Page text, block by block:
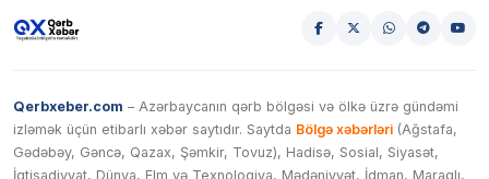
Qerbxeber.com – Azərbaycanın qərb bölgəsi və ölkə üzrə gündəmi
izləmək üçün etibarlı xəbər saytıdır. Saytda Bölgə xəbərləri (Ağstafa,
Gədəbəy, Gəncə, Qazax, Şəmkir, Tovuz), Hadisə, Sosial, Siyasət,
İqtisadiyyat, Dünya, Elm və Texnologiya, Mədəniyyət, İdman, Maraqlı,